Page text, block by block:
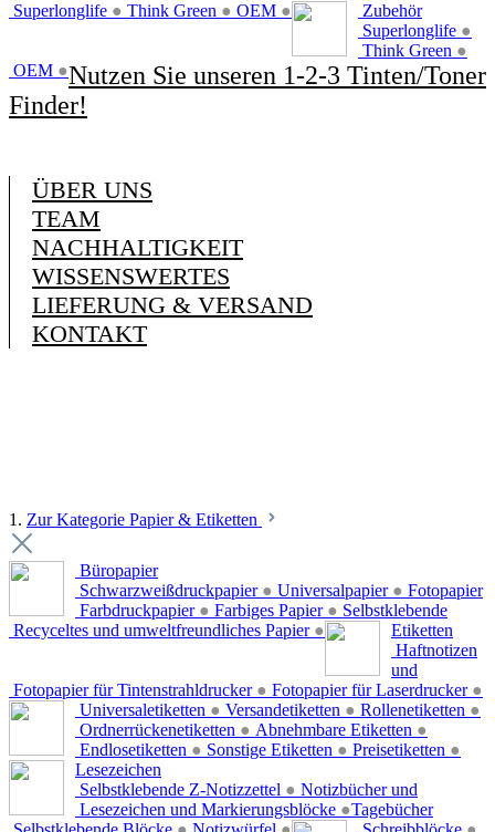
Superlonglife ● Think Green ● OEM ●
Zubehör
Superlonglife ●
Think Green ●
OEM ●Nutzen Sie unseren 1-2-3 Tinten/Toner
Finder!
ÜBER UNS
TEAM
NACHHALTIGKEIT
WISSENSWERTES
LIEFERUNG & VERSAND
KONTAKT
1. Zur Kategorie Papier & Etiketten
Büropapier
Schwarzweißdruckpapier ● Universalpapier ●
Farbdruckpapier ● Farbiges Papier ●
Recyceltes und umweltfreundliches Papier ●
Fotopapier
Fotopapier für Tintenstrahldrucker ● Fotopapier für Laserdrucker ●
Selbstklebende
Etiketten
Universaletiketten ● Versandetiketten ● Rollenetiketten ●
Ordnerrückenetiketten ● Abnehmbare Etiketten ●
Endlosetiketten ● Sonstige Etiketten ● Preisetiketten ●
Haftnotizen
und
Lesezeichen
Selbstklebende Z-Notizzettel ●
Lesezeichen und Markierungsblöcke ●
Notizbücher und
Tagebücher